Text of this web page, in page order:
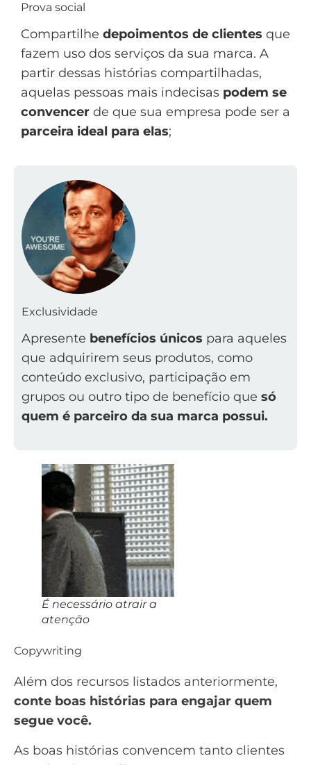
Prova social
Compartilhe depoimentos de clientes que
fazem uso dos serviços da sua marca. A
partir dessas histórias compartilhadas,
aquelas pessoas mais indecisas podem se
convencer de que sua empresa pode ser a
parceira ideal para elas;
Exclusividade
Apresente benefícios únicos para aqueles
que adquirirem seus produtos, como
conteúdo exclusivo, participação em
grupos ou outro tipo de benefício que só
quem é parceiro da sua marca possui.
É necessário atrair a
atenção
Copywriting
Além dos recursos listados anteriormente,
conte boas histórias para engajar quem
segue você.
As boas histórias convencem tanto clientes